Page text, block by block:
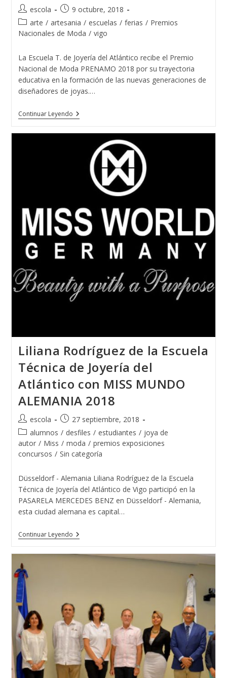
Autor
de
la
escola
Publicación
de
la
9 octubre, 2018
Categoría
de
entrada:
arte / artesania / escuelas / ferias / Premios
Nacionales de Moda / vigo
La Escuela T. de Joyería del Atlántico recibe el Premio
Nacional de Moda PRENAMO 2018 por su trayectoria
educativa en la formación de las nuevas generaciones de
diseñadores de joyas.…
Continuar LeyendoLa
Escuela
Atlántico
Recibe
Premio
Moda
PRENAMO
2018
Liliana Rodríguez de la Escuela
Técnica de Joyería del
Atlántico con MISS MUNDO
ALEMANIA 2018
Autor
de
la
entrada:
escola
Publicación
de
la
entrada:
27 septiembre, 2018
Categoría
de
la
alumnos / desfiles / estudiantes / joya de
autor / Miss / moda / premios exposiciones
concursos / Sin categoría
Düsseldorf - Alemania Liliana Rodríguez de la Escuela
Técnica de Joyería del Atlántico de Vigo participó en la
PASARELA MERCEDES BENZ en Düsseldorf - Alemania,
esta ciudad alemana es capital…
Continuar LeyendoLiliana
Rodríguez
La
Atlántico
Con
MISS
MUNDO
ALEMANIA
2018